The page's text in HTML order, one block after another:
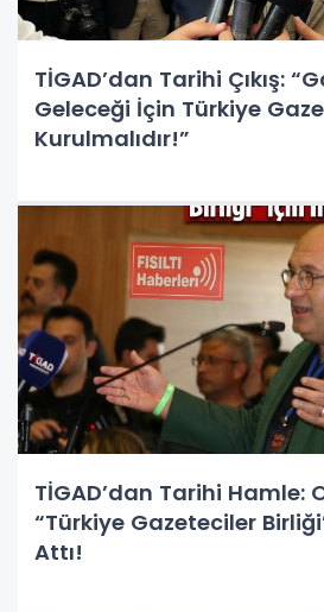
TİGAD’dan Tarihi Çıkış:
Geleceği İçin Türkiye
Kurulmalıdır!”
TİGAD’dan Tarihi Hamle:
“Türkiye Gazeteciler
Attı!